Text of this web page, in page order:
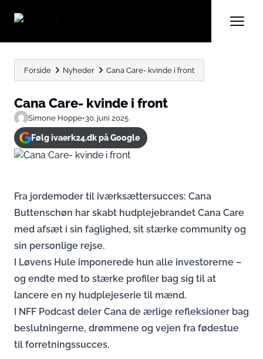
Forside Nyheder Cana Care- kvinde i front
Cana Care- kvinde i front
Simone Hoppe•30. juni 2025
Følg ivaerk24.dk på Google
Fra jordemoder til iværksættersucces: Cana
Buttenschøn har skabt hudplejebrandet Cana Care
med afsæt i sin faglighed, sit stærke community og
sin personlige rejse.
I Løvens Hule imponerede hun alle investorerne –
og endte med to stærke profiler bag sig til at
lancere en ny hudplejeserie til mænd.
I NFF Podcast deler Cana de ærlige refleksioner bag
beslutningerne, drømmene og vejen fra fødestue
til forretningssucces.